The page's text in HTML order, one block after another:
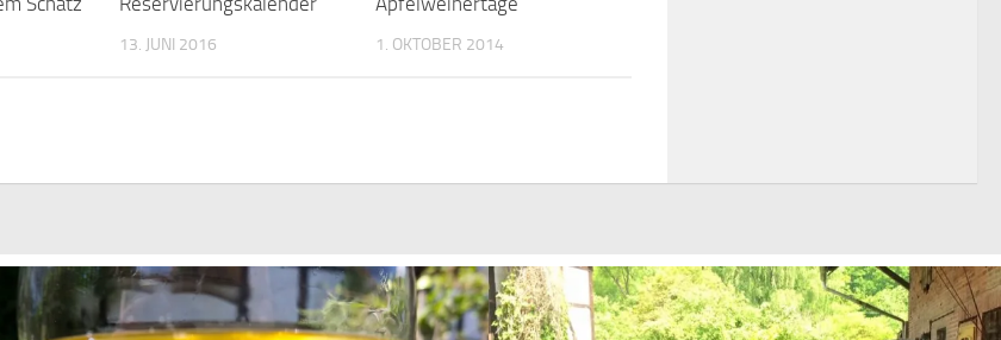
13. JUNI 2016 1. OKTOBER 2014